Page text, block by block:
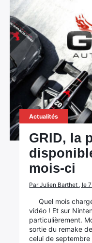
Actualités
GRID, la
mois-ci
Par Julien Barthet , le
Quel mois
vidéo ! Et sur
particulièrement.
sortie du remake
celui de septembre